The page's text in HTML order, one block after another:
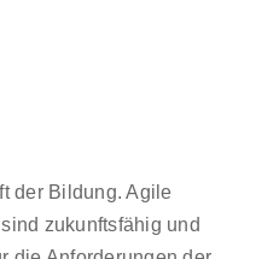
der Bildung. Agile
zukunftsfähig und